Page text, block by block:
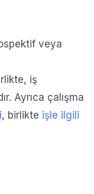
veya
iş
Ayrıca çalışma
, birlikte işle ilgili